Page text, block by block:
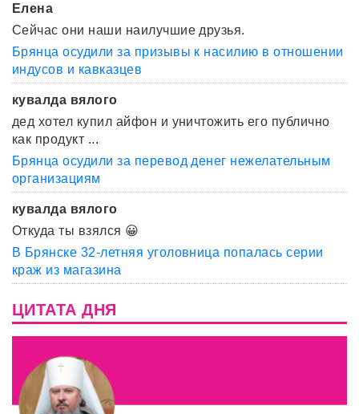
Елена
Сейчас они наши наилучшие друзья.
Брянца осудили за призывы к насилию в отношении
индусов и кавказцев
кувалда вялого
дед хотел купил айфон и уничтожить его публично
как продукт ...
Брянца осудили за перевод денег нежелательным
организациям
кувалда вялого
Откуда ты взялся 😀
В Брянске 32-летняя уголовница попалась серии
краж из магазина
ЦИТАТА ДНЯ